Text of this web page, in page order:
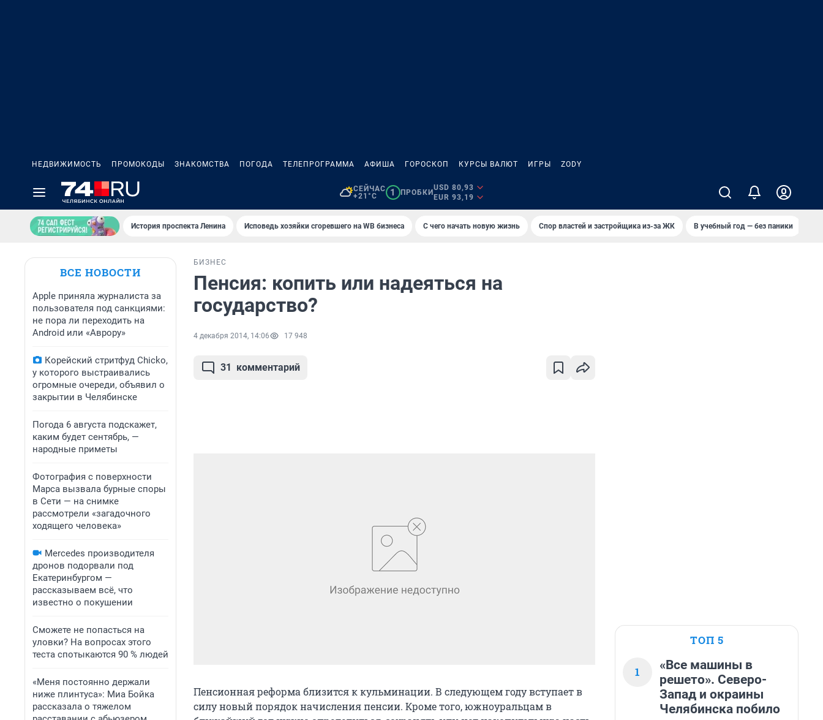
НЕДВИЖИМОСТЬ ПРОМОКОДЫ ЗНАКОМСТВА ПОГОДА ТЕЛЕПРОГРАММА АФИША ГОРОСКОП КУРСЫ ВАЛЮТ ИГРЫ ZODY
СЕЙЧАС
+21°C
1 ПРОБКИ
USD 80,93
EUR 93,19
История проспекта Ленина Исповедь хозяйки сгоревшего на WB бизнеса С чего начать новую жизнь Спор властей и застройщика из-за ЖК В учебный год — без паники
ВСЕ НОВОСТИ
Apple приняла журналиста за
пользователя под санкциями:
не пора ли переходить на
Android или «Аврору»
Корейский стритфуд Chicko,
у которого выстраивались
огромные очереди, объявил о
закрытии в Челябинске
Погода 6 августа подскажет,
каким будет сентябрь, —
народные приметы
Фотография с поверхности
Марса вызвала бурные споры
в Сети — на снимке
рассмотрели «загадочного
ходящего человека»
Mercedes производителя
дронов подорвали под
Екатеринбургом —
рассказываем всё, что
известно о покушении
Сможете не попасться на
уловки? На вопросах этого
теста спотыкаются 90 % людей
«Меня постоянно держали
ниже плинтуса»: Миа Бойка
рассказала о тяжелом
БИЗНЕС
Пенсия: копить или надеяться на
государство?
4 декабря 2014, 14:06 17 948
31 комментарий
Пенсионная реформа близится к кульминации. В следующем году вступает в
силу новый порядок начисления пенсии. Кроме того, южноуральцам в
ТОП 5
1
«Все машины в
решето». Северо-
Запад и окраины
Челябинска побило